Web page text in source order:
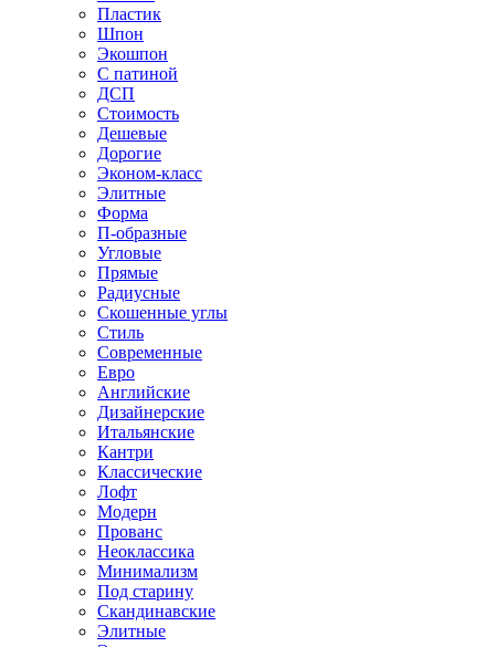
Пластик
Шпон
Экошпон
С патиной
ДСП
Стоимость
Дешевые
Дорогие
Эконом-класс
Элитные
Форма
П-образные
Угловые
Прямые
Радиусные
Скошенные углы
Стиль
Современные
Евро
Английские
Дизайнерские
Итальянские
Кантри
Классические
Лофт
Модерн
Прованс
Неоклассика
Минимализм
Под старину
Скандинавские
Элитные